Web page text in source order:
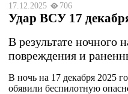
17.12.2025 706
Удар ВСУ 17
В результате ночного
повреждения и
В ночь на 17 декабря 2025
обявили беспилотную